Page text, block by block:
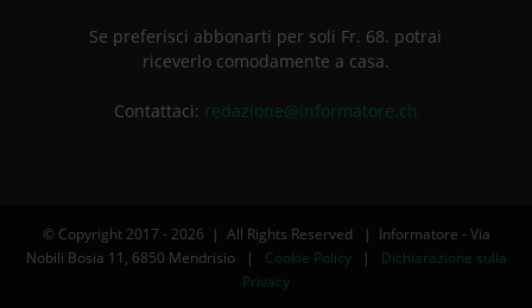
Se preferisci abbonarti per soli Fr. 68. potrai
riceverlo comodamente a casa.
Contattaci: redazione@informatore.ch
© Copyright 2017 - 2026 | All Rights Reserved | Informatore - Via
Nobili Bosia 11, 6850 Mendrisio | Cookie Policy| Dichiarazione sulla
Privacy